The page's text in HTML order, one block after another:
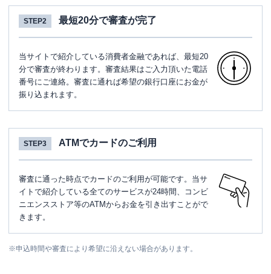
STEP2 最短20分で審査が完了
当サイトで紹介している消費者金融であれば、最短20
分で審査が終わります。審査結果はご入力頂いた電話
番号にご連絡。審査に通れば希望の銀行口座にお金が
振り込まれます。
STEP3 ATMでカードのご利用
審査に通った時点でカードのご利用が可能です。当サ
イトで紹介している全てのサービスが24時間、コンビ
ニエンスストア等のATMからお金を引き出すことがで
きます。
※申込時間や審査により希望に沿えない場合があります。